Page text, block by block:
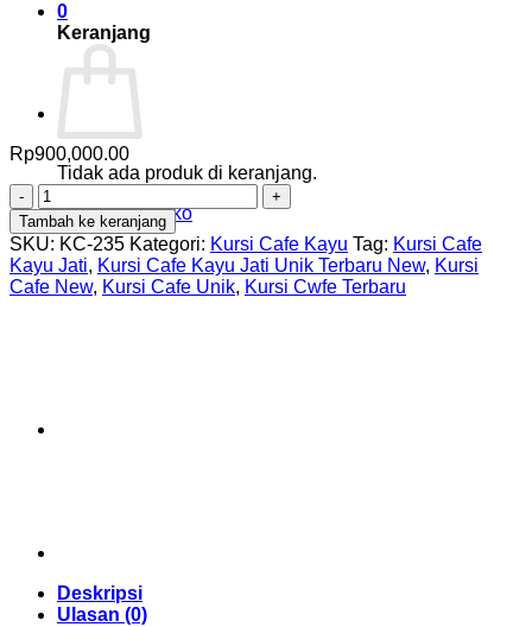
0
Keranjang
Tidak ada produk di keranjang.
Kembali ke toko
Rp900,000.00
Kuantitas
Kursi
Cafe
Kayu
Jati
Unik
Tambah ke keranjang
SKU: KC-235 Kategori: Kursi Cafe Kayu Tag: Kursi Cafe
Kayu Jati, Kursi Cafe Kayu Jati Unik Terbaru New, Kursi
Cafe New, Kursi Cafe Unik, Kursi Cwfe Terbaru
Deskripsi
Ulasan (0)